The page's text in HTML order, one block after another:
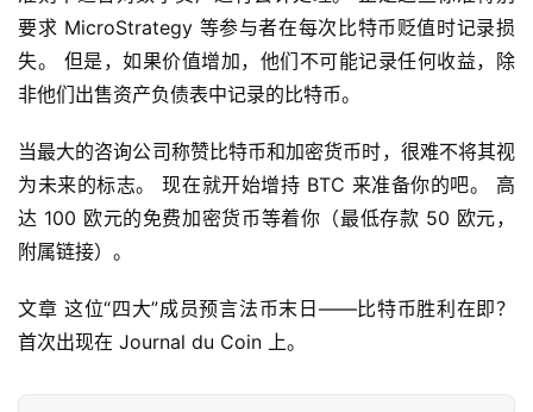
常
用
具
推
荐
要求 MicroStrategy 等参与者在每次比特币贬值时记录损
失。 但是，如果价值增加，他们不可能记录任何收益，除
非他们出售资产负债表中记录的比特币。
当最大的咨询公司称赞比特币和加密货币时，很难不将其视
为未来的标志。 现在就开始增持 BTC 来准备你的吧。 高
达 100 欧元的免费加密货币等着你（最低存款 50 欧元，
附属链接）。
文章 这位“四大”成员预言法币末日——比特币胜利在即？
首次出现在 Journal du Coin 上。